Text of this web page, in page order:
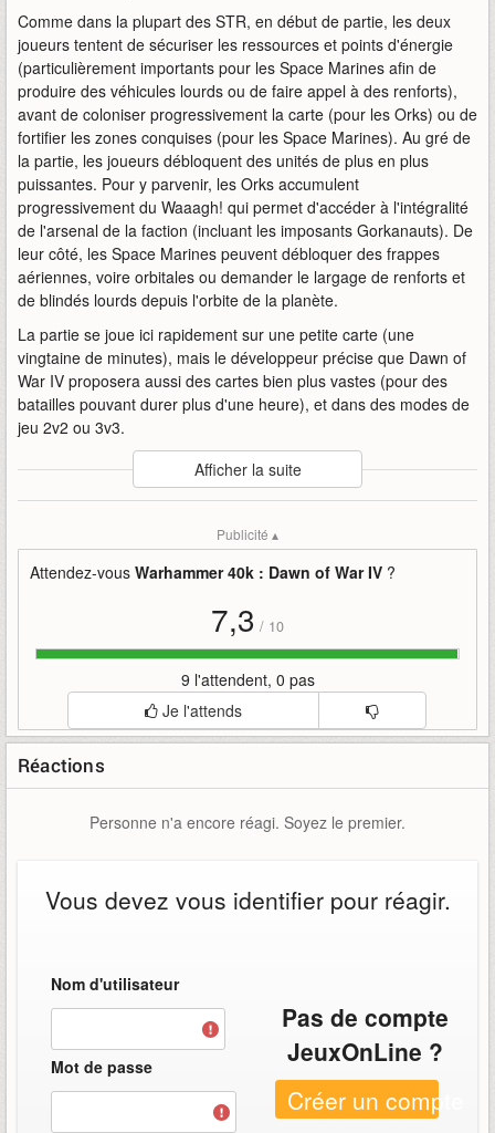
Comme dans la plupart des STR, en début de partie, les deux
joueurs tentent de sécuriser les ressources et points d'énergie
(particulièrement importants pour les Space Marines afin de
produire des véhicules lourds ou de faire appel à des renforts),
avant de coloniser progressivement la carte (pour les Orks) ou de
fortifier les zones conquises (pour les Space Marines). Au gré de
la partie, les joueurs débloquent des unités de plus en plus
puissantes. Pour y parvenir, les Orks accumulent
progressivement du Waaagh! qui permet d'accéder à l'intégralité
de l'arsenal de la faction (incluant les imposants Gorkanauts). De
leur côté, les Space Marines peuvent débloquer des frappes
aériennes, voire orbitales ou demander le largage de renforts et
de blindés lourds depuis l'orbite de la planète.
La partie se joue ici rapidement sur une petite carte (une
vingtaine de minutes), mais le développeur précise que Dawn of
War IV proposera aussi des cartes bien plus vastes (pour des
batailles pouvant durer plus d'une heure), et dans des modes de
jeu 2v2 ou 3v3.
Auteur
KING Art Games
: Uther
king-art-games marines
warhammer-40k
Afficher la suite
Publicité ▴
Attendez-vous Warhammer 40k : Dawn of War IV ?
7,3 / 10
9 l'attendent, 0 pas
Je l'attends
Réactions
Personne n'a encore réagi. Soyez le premier.
Vous devez vous identifier pour réagir.
Nom d'utilisateur
Mot de passe
Pas de compte
JeuxOnLine ?
Créer un compte